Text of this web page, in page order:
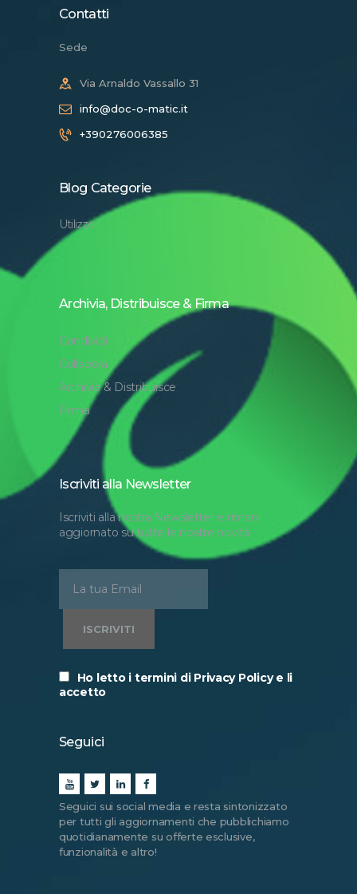
Contatti
Sede
Via Arnaldo Vassallo 31
info@doc-o-matic.it
+390276006385
Blog Categorie
Utilizzo
Archivia, Distribuisce & Firma
Condividi
Collabora
Archivia & Distribuisce
Firma
Iscriviti alla Newsletter
Iscriviti alla nostra Newsletter e rimani
aggiornato su tutte le nostre novità.
Ho letto i termini di Privacy Policy e li
accetto
Seguici
Seguici sui social media e resta sintonizzato
per tutti gli aggiornamenti che pubblichiamo
quotidianamente su offerte esclusive,
funzionalità e altro!